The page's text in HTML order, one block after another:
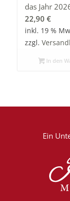
das Jahr
22,90 €
inkl. 19 %
zzgl.
In den
Ein